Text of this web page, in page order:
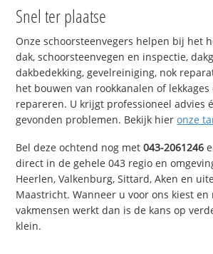
Snel ter plaatse
Onze schoorsteenvegers helpen bij het
dak, schoorsteenvegen en inspectie,
dakbedekking, gevelreiniging, nok
het bouwen van rookkanalen of
repareren. U krijgt professioneel advies
gevonden problemen. Bekijk hieronze
Bel deze ochtend nog met043-2061246
direct in de gehele 043 regio en
Heerlen, Valkenburg, Sittard, Aken en
Maastricht. Wanneer u voor ons kiest en
vakmensen werkt dan is de kans op
klein.